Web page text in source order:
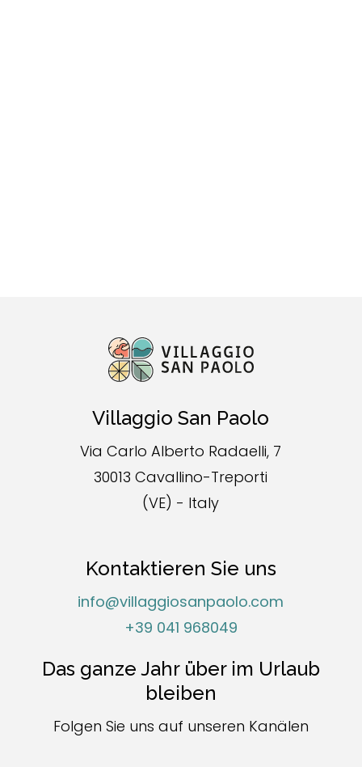
Villaggio San Paolo
Via Carlo Alberto Radaelli, 7
30013 Cavallino-Treporti
(VE) - Italy
Kontaktieren Sie uns
info@villaggiosanpaolo.com
+39 041 968049
Das ganze Jahr über im Urlaub
bleiben
Folgen Sie uns auf unseren Kanälen